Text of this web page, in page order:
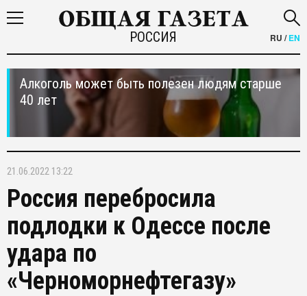
РОССИЯ RU /EN
Алкоголь может быть полезен людям старше
40 лет
21.06.2022 13:22
Россия перебросила
подлодки к Одессе после
удара по
«Черноморнефтегазу»